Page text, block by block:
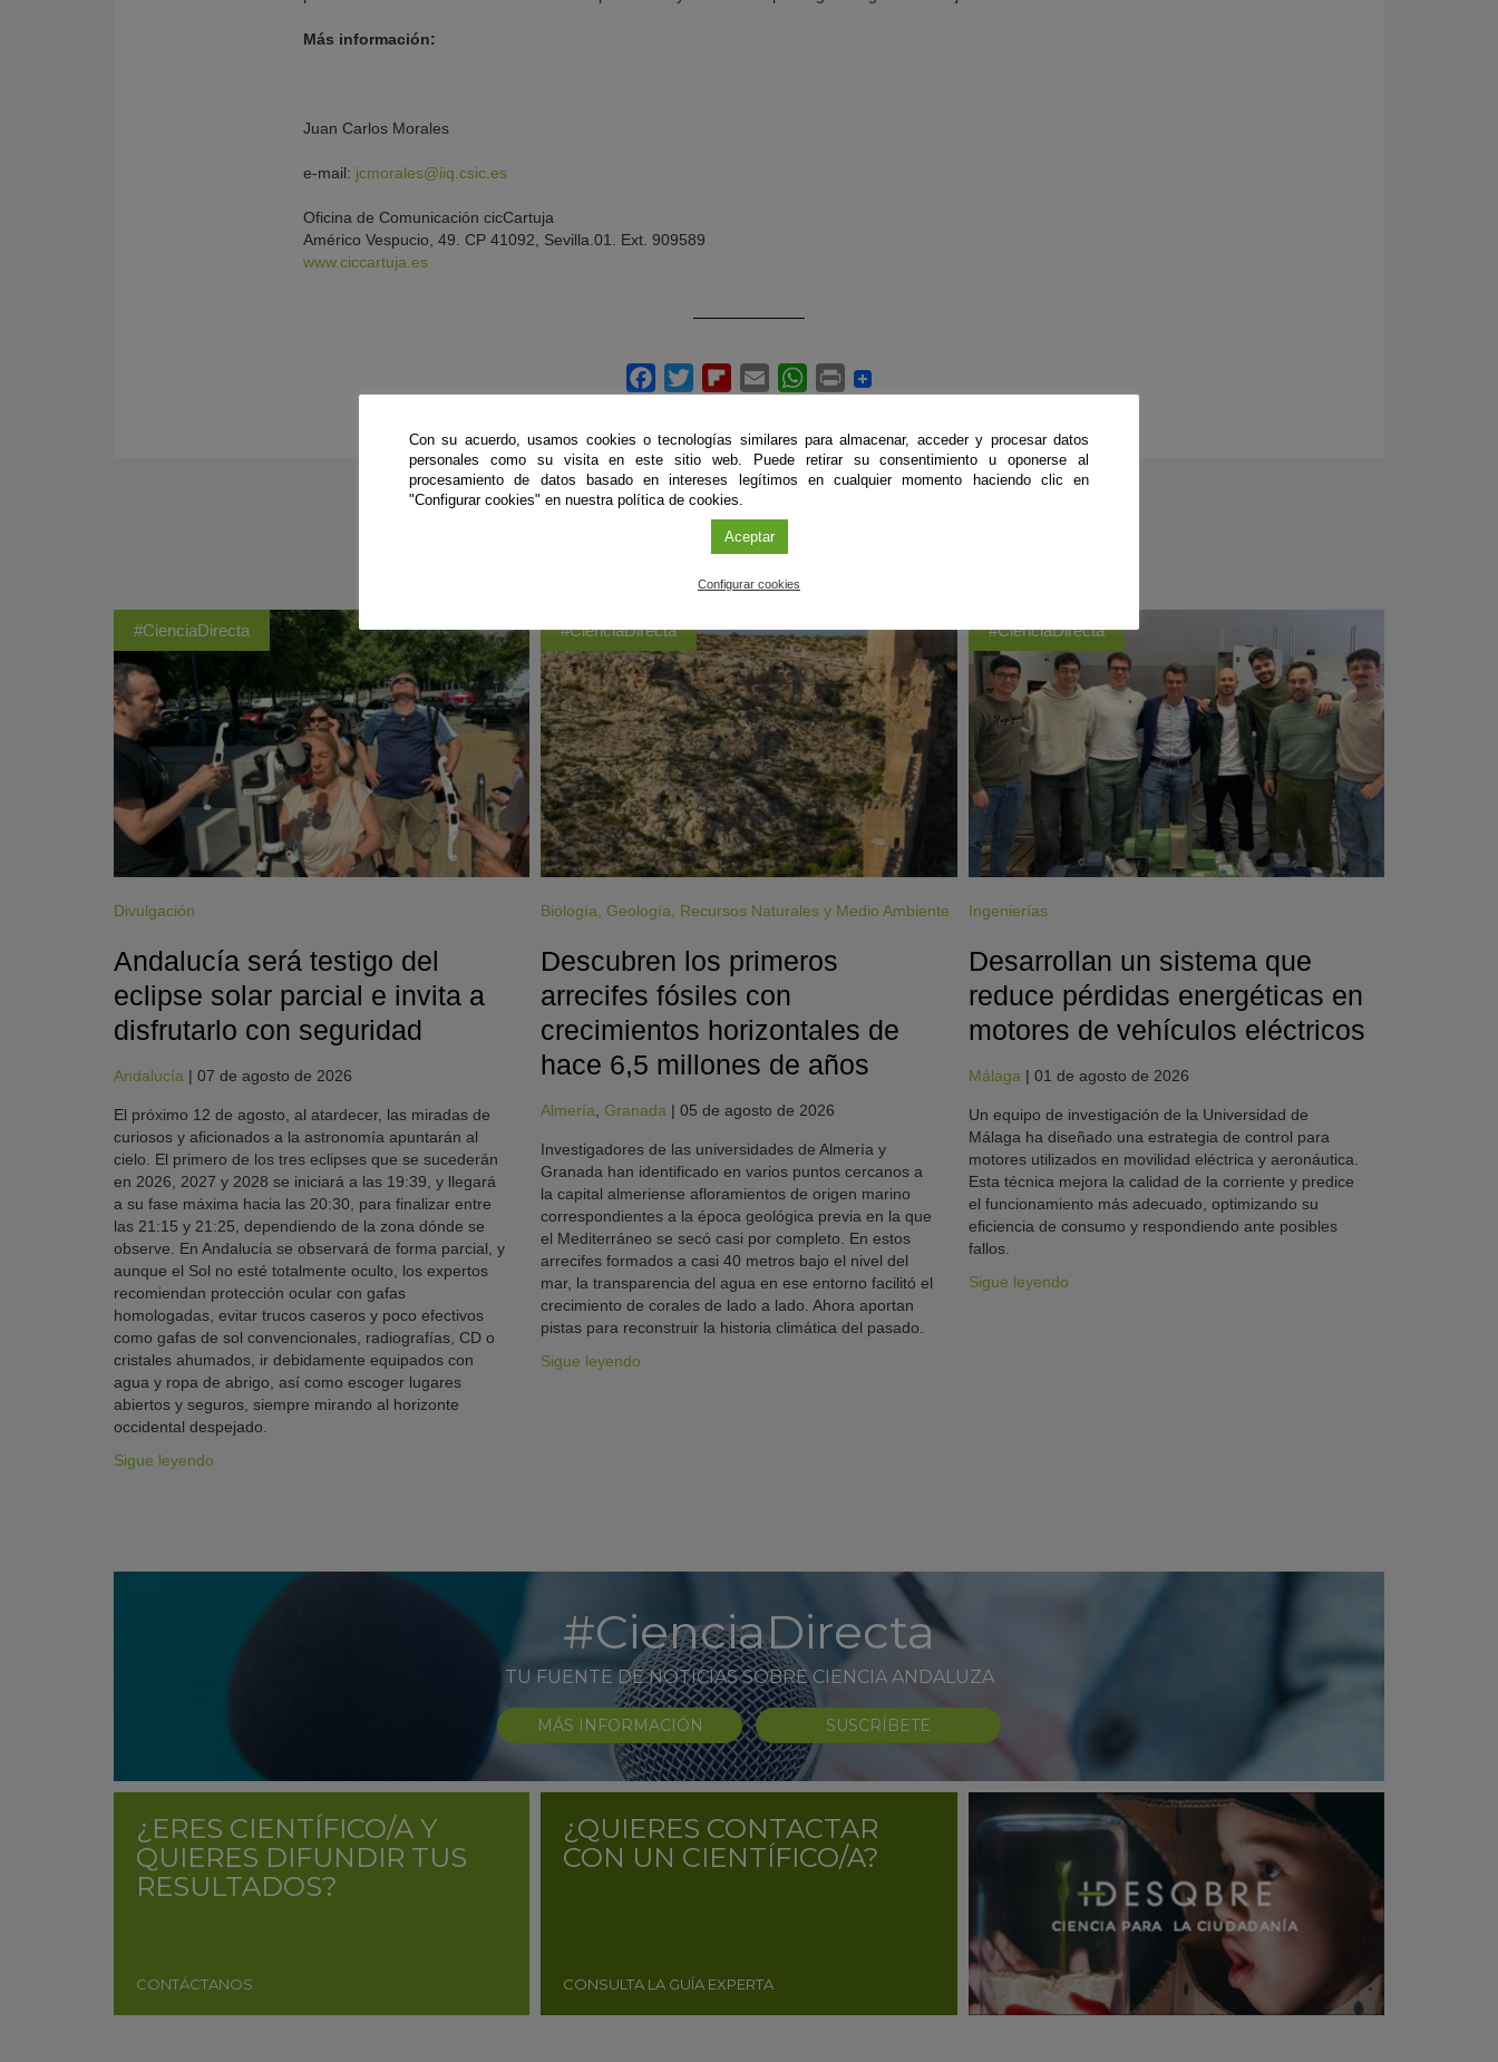
Más información:
Juan Carlos Morales
e-mail: jcmorales@iiq.csic.es
Oficina de Comunicación cicCartuja
Américo Vespucio, 49. CP 41092, Sevilla.01. Ext. 909589
www.ciccartuja.es
ÚLTIMAS PUBLICACIONES
#CienciaDirecta
Divulgación
Andalucía será testigo del
eclipse solar parcial e invita a
disfrutarlo con seguridad
Andalucía | 07 de agosto de 2026
El próximo 12 de agosto, al atardecer, las miradas de
curiosos y aficionados a la astronomía apuntarán al
cielo. El primero de los tres eclipses que se sucederán
en 2026, 2027 y 2028 se iniciará a las 19:39, y llegará
a su fase máxima hacia las 20:30, para finalizar entre
las 21:15 y 21:25, dependiendo de la zona dónde se
observe. En Andalucía se observará de forma parcial, y
aunque el Sol no esté totalmente oculto, los expertos
recomiendan protección ocular con gafas
homologadas, evitar trucos caseros y poco efectivos
como gafas de sol convencionales, radiografías, CD o
cristales ahumados, ir debidamente equipados con
agua y ropa de abrigo, así como escoger lugares
abiertos y seguros, siempre mirando al horizonte
occidental despejado.
Sigue leyendo
#CienciaDirecta
Biología ,Geología Recursos Naturales y Medio Ambiente
Descubren los primeros
arrecifes fósiles con
crecimientos horizontales de
hace 6,5 millones de años
Almería ,Granada |05 de agosto de 2026
Investigadores de las universidades de Almería y
Granada han identificado en varios puntos cercanos a
la capital almeriense afloramientos de origen marino
correspondientes a la época geológica previa en la que
el Mediterráneo se secó casi por completo. En estos
arrecifes formados a casi 40 metros bajo el nivel del
mar, la transparencia del agua en ese entorno facilitó el
crecimiento de corales de lado a lado. Ahora aportan
pistas para reconstruir la historia climática del pasado.
Sigue leyendo
#CienciaDirecta
Ingenierías
Desarrollan un sistema que
reduce pérdidas energéticas en
motores de vehículos eléctricos
Málaga | 01 de agosto de 2026
Un equipo de investigación de la Universidad de
Málaga ha diseñado una estrategia de control para
motores utilizados en movilidad eléctrica y aeronáutica.
Esta técnica mejora la calidad de la corriente y predice
el funcionamiento más adecuado, optimizando su
eficiencia de consumo y respondiendo ante posibles
fallos.
Sigue leyendo
#CienciaDirecta
TU FUENTE DE NOTICIAS SOBRE CIENCIA ANDALUZA
MÁS INFORMACIÓN SUSCRÍBETE
¿ERES CIENTÍFICO/A Y
QUIERES DIFUNDIR TUS
RESULTADOS?
CONTÁCTANOS
¿QUIERES CONTACTAR
CON UN CIENTÍFICO/A?
CONSULTA LA GUÍA EXPERTA
Con su acuerdo, usamos cookies o tecnologías similares para almacenar, acceder y procesar datos
personales como su visita en este sitio web. Puede retirar su consentimiento u oponerse al
procesamiento de datos basado en intereses legítimos en cualquier momento haciendo clic en
"Configurar cookies" en nuestra política de cookies.
Aceptar
Configurar cookies